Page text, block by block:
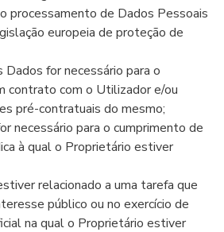
processamento de Dados Pessoais
europeia de proteção de
for necessário para o
contrato com o Utilizador e/ou
pré-contratuais do mesmo;
necessário para o cumprimento de
à qual o Proprietário estiver
relacionado a uma tarefa que
público ou no exercício de
na qual o Proprietário estiver